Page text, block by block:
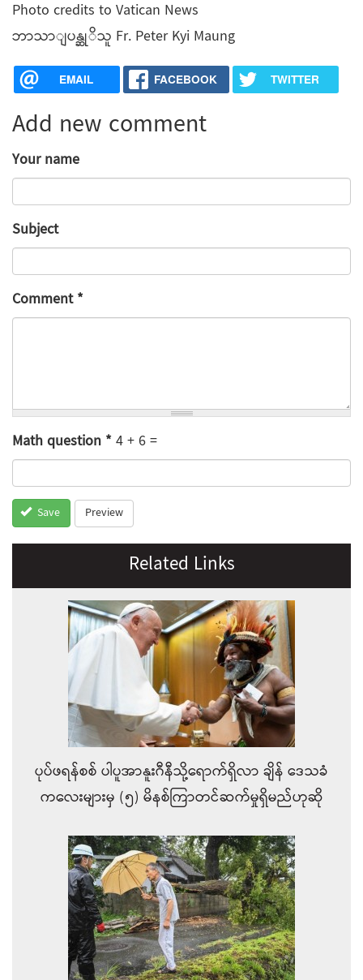
Photo credits to Vatican News
ဘာသာျပန္ဆုိသူ Fr. Peter Kyi Maung
EMAIL FACEBOOK TWITTER
Add new comment
Your name
Subject
Comment*
Math question*4 + 6 =
Save Preview
Related Links
ပုပ်ဖရန်စစ် ပါပူအာနူးဂီနီသို့ရောက်ရှိလာ ချိန်‌ ဒေသခံ
ကလေးများမှ (၅) မိနစ်ကြာတင်ဆက်မှုရှိမည်ဟုဆို